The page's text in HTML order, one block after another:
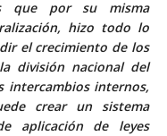
que por su misma
hizo todo lo
el crecimiento de los
división nacional del
intercambios internos,
crear un sistema
aplicación de leyes